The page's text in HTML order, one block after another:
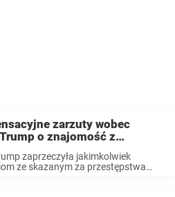
zarzuty wobec
o znajomość z
zaprzeczyła jakimkolwiek
ze skazanym za przestępstwa